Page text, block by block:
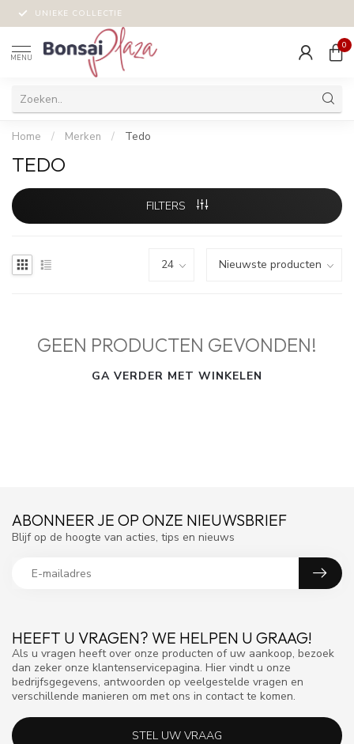
UNIEKE COLLECTIE
MENU
0
Home / Merken / Tedo
TEDO
FILTERS
GEEN PRODUCTEN GEVONDEN!
GA VERDER MET WINKELEN
HEEFT U VRAGEN? WE HELPEN U GRAAG!
Als u vragen heeft over onze producten of uw aankoop, bezoek
dan zeker onze klantenservicepagina. Hier vindt u onze
bedrijfsgegevens, antwoorden op veelgestelde vragen en
verschillende manieren om met ons in contact te komen.
STEL UW VRAAG
ABONNEER JE OP ONZE NIEUWSBRIEF
Blijf op de hoogte van acties, tips en nieuws